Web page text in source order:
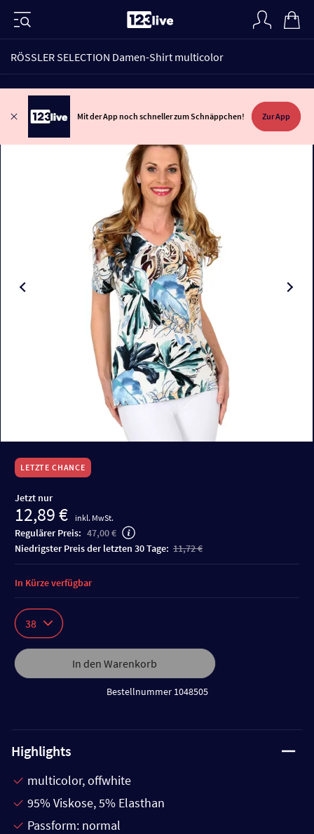
RÖSSLER SELECTION Damen-Shirt multicolor
Mit der App noch schneller zum Schnäppchen! Zur App
LETZTE CHANCE
Jetzt nur
12,89 € inkl. MwSt.
Regulärer Preis: 47,00 €
niedrigster Preis der letzten 30 Tage: 11,72 €
38
In den Warenkorb
Bestellnummer 1048505
In Kürze verfügbar
Highlights
multicolor, offwhite
95% Viskose, 5% Elasthan
Passform: normal